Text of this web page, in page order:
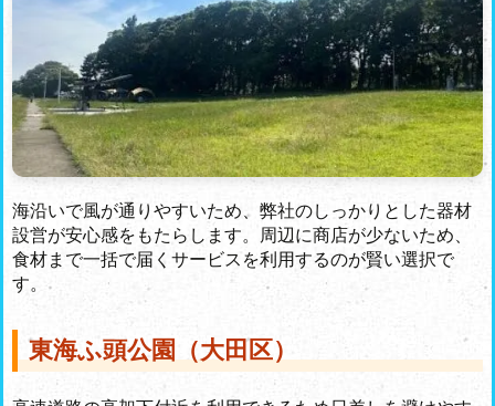
海沿いで風が通りやすいため、弊社のしっかりとした器材
設営が安心感をもたらします。周辺に商店が少ないため、
食材まで一括で届くサービスを利用するのが賢い選択で
す。
東海ふ頭公園（大田区）